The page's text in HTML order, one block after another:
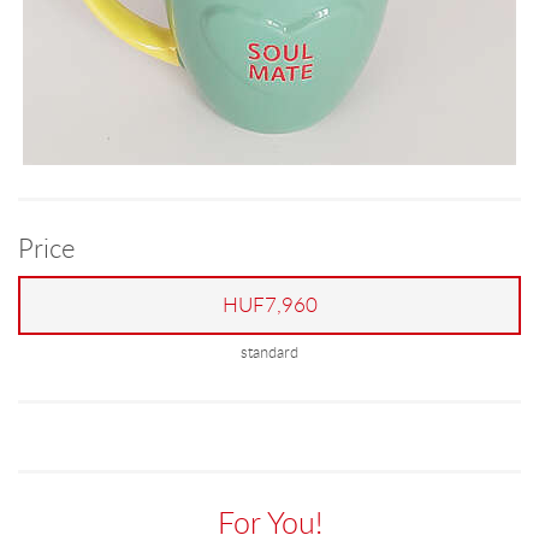
Price
HUF7,960
standard
For You!